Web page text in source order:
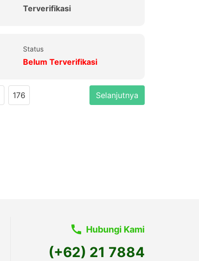
Terverifikasi
Status
Belum Terverifikasi
Selanjutnya
176
Hubungi Kami
(+62) 21 7884